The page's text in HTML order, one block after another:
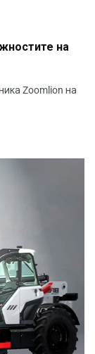
на
Zoomlion на